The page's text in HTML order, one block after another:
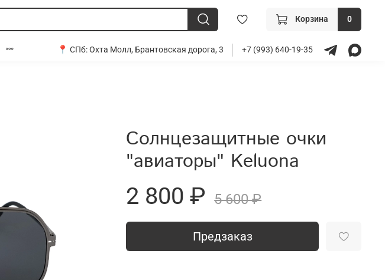
Корзина 0
📍 СПб:Охта Молл, Брантовская дорога, 3 +7 (993) 640-19-35
Солнцезащитные очки
"авиаторы" Keluona
2 800 ₽ 5 600 ₽
Предзаказ